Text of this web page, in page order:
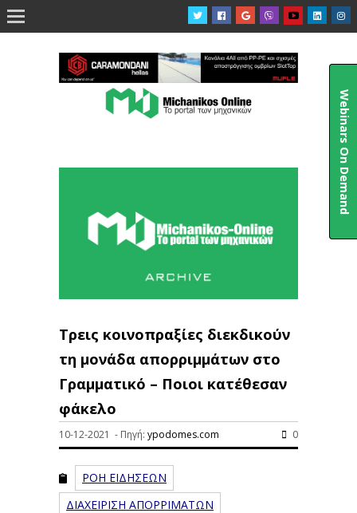

Τρεις κοινοπραξίες διεκδικούν
τη μονάδα απορριμμάτων στο
Γραμματικό – Ποιοι κατέθεσαν
φάκελο
10-12-2021 - Πηγή: ypodomes.com 0
ΡΟΗ ΕΙΔΗΣΕΩΝ
ΔΙΑΧΕΙΡΙΣΗ ΑΠΟΡΡΙΜΑΤΩΝ
Webinars On Demand